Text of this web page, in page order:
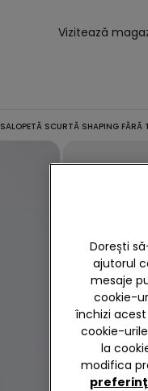
Vizitează
SALOPETĂ SCURTĂ SHAPING FĂRĂ
Dorești
ajutorul
mesaje
cookie-
închizi
cookie-
la
modifica